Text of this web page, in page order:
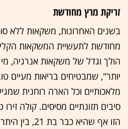
זריקת מרץ מחודשת
בשנים האחרונות, משקאות ללא
מחודשת לתעשיית המשקאות
הולך וגדל של משקאות אנרגיה,
יותר", שמבטיחים בריאות מעיים
מלאכותיים וכל הארה רוחנית
סיבים תזונתיים מסיסים. קולה
הזו אף שהיא כבר